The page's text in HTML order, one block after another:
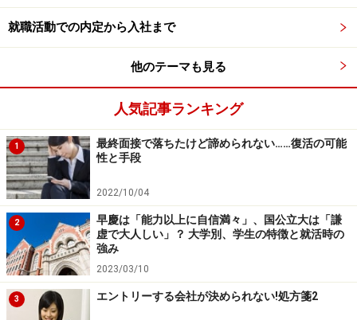
ることができるようになった。同じ企業を志望し内定を
得たもの同士であればすぐに仲良くなり、内定者間や先
輩社員との入社前の良い関係性がその後の内定承諾に繋
がるのはよくあることだ。
逆にSNSの存在や活用がマイナスに働き、内定辞退につ
ながることもあるようだ。採用担当者の多くは、この
定者グループは「諸刃の剣」で、内定者の入社意欲を高
めることもあれば、低下させるリスクがある
している。
例えば内定者グループ内のある内定者が何らかの理由で
内定辞退を決断したとする。その際、内定者たちはその
企業の内定者グループでつながっていれば、当然個別の
就職活動での内定から入社まで
他のテーマも見る
人気記事ランキング
1
最終面接で落ちたけど諦められない……復活の可能
性と手段
2022/10/04
2
早慶は「能力以上に自信満々」、国公立大は「謙
虚で大人しい」？ 大学別、学生の特徴と就活時の
強み
2023/03/10
3 エントリーする会社が決められない!処方箋2